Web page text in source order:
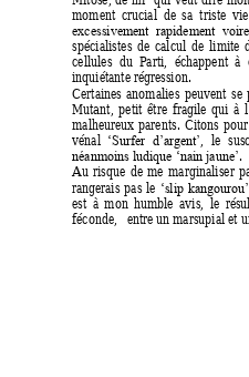
moment  crucial de sa  triste
excessivement rapidement voire
spécialistes de calcul de limite
cellules du  Parti, échappent  à
inquiétante régression.
Certaines anomalies peuvent se
Mutant, petit être fragile qui à
malheureux parents. Citons pour
vénal ‘Surfer d’argent’, le
néanmoins ludique ‘nain jaune’.
Au risque de me marginaliser
rangerais pas le ‘slip kangourou’
est à mon humble avis, le ré
féconde,   entre un marsupial et